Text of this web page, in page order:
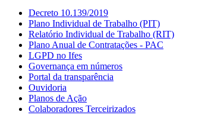
Decreto 10.139/2019
Plano Individual de Trabalho (PIT)
Relatório Individual de Trabalho (RIT)
Plano Anual de Contratações - PAC
LGPD no Ifes
Governança em números
Portal da transparência
Ouvidoria
Planos de Ação
Colaboradores Terceirizados